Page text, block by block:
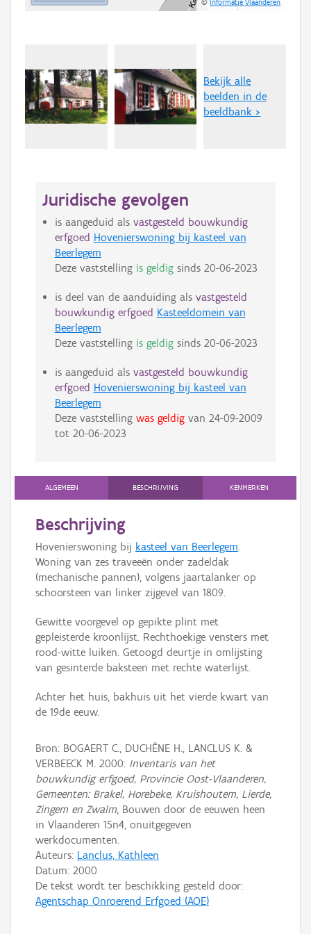
©Informatie Vlaanderen
Bekijk alle
beelden in de
beeldbank >
Juridische gevolgen
is aangeduid als vastgesteld bouwkundig
erfgoed Hovenierswoning bij kasteel van
Beerlegem
Deze vaststelling is geldigsinds 20-06-2023
is deel van de aanduiding als vastgesteld
bouwkundig erfgoed Kasteeldomein van
Beerlegem
Deze vaststelling is geldigsinds 20-06-2023
is aangeduid als vastgesteld bouwkundig
erfgoed Hovenierswoning bij kasteel van
Beerlegem
Deze vaststelling was geldigvan 24-09-2009
tot 20-06-2023
ALGEMEEN BESCHRIJVING KENMERKEN
Beschrijving
Hovenierswoning bij kasteel van Beerlegem.
Woning van zes traveeën onder zadeldak
(mechanische pannen), volgens jaartalanker op
schoorsteen van linker zijgevel van 1809.
Gewitte voorgevel op gepikte plint met
gepleisterde kroonlijst. Rechthoekige vensters met
rood-witte luiken. Getoogd deurtje in omlijsting
van gesinterde baksteen met rechte waterlijst.
Achter het huis, bakhuis uit het vierde kwart van
de 19de eeuw.
Bron: BOGAERT C., DUCHÊNE H., LANCLUS K. &
VERBEECK M. 2000: Inventaris van het
bouwkundig erfgoed, Provincie Oost-Vlaanderen,
Gemeenten: Brakel, Horebeke, Kruishoutem, Lierde,
Zingem en Zwalm, Bouwen door de eeuwen heen
in Vlaanderen 15n4, onuitgegeven
werkdocumenten.
Auteurs: Lanclus, Kathleen
Datum: 2000
De tekst wordt ter beschikking gesteld door:
Agentschap Onroerend Erfgoed (AOE)